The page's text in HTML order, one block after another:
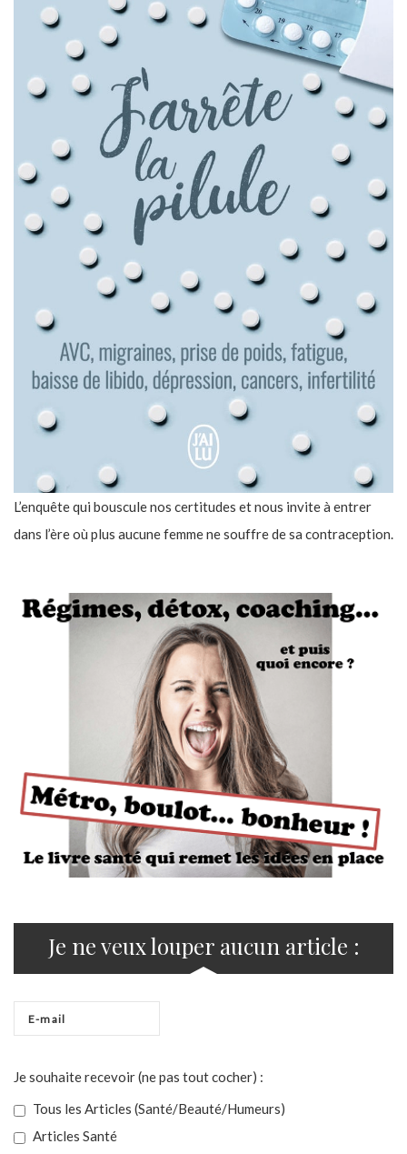
L’enquête qui bouscule nos certitudes et nous invite à entrer
dans l’ère où plus aucune femme ne souffre de sa contraception.
Je ne veux louper aucun article :
Je souhaite recevoir (ne pas tout cocher) :
Tous les Articles (Santé/Beauté/Humeurs)
Articles Santé